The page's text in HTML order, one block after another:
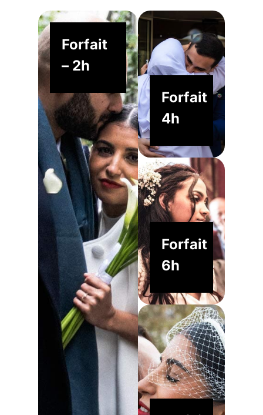
Forfait
– 2h
Forfait
4h
Forfait
6h